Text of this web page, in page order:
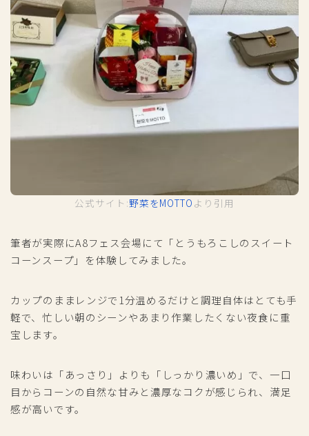
公式サイト:野菜をMOTTO より引用
筆者が実際にA8フェス会場にて「とうもろこしのスイート
コーンスープ」を体験してみました。
カップのままレンジで1分温めるだけと調理自体はとても手
軽で、忙しい朝のシーンやあまり作業したくない夜食に重
宝します。
味わいは「あっさり」よりも「しっかり濃いめ」で、一口
目からコーンの自然な甘みと濃厚なコクが感じられ、満足
感が高いです。